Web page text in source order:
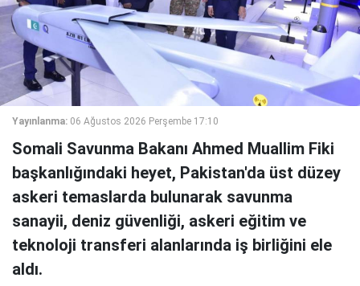
Yayınlanma: 06 Ağustos 2026 Perşembe 17:10
Somali Savunma Bakanı Ahmed Muallim Fiki
başkanlığındaki heyet, Pakistan'da üst düzey
askeri temaslarda bulunarak savunma
sanayii, deniz güvenliği, askeri eğitim ve
teknoloji transferi alanlarında iş birliğini ele
aldı.